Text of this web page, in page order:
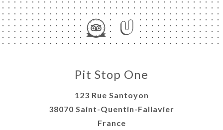
Pit Stop One
123 Rue Santoyon
38070 Saint-Quentin-Fallavier
France